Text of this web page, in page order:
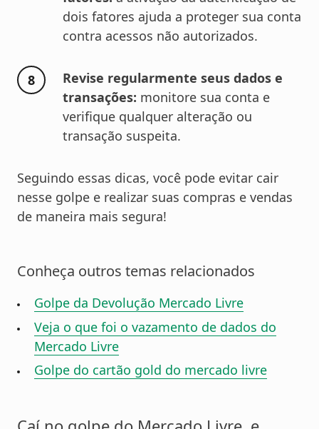
dois fatores ajuda a proteger sua conta
contra acessos não autorizados.
Revise regularmente seus dados e
transações: monitore sua conta e
verifique qualquer alteração ou
transação suspeita.
Seguindo essas dicas, você pode evitar cair
nesse golpe e realizar suas compras e vendas
de maneira mais segura!
Conheça outros temas relacionados
Golpe da Devolução Mercado Livre
Veja o que foi o vazamento de dados do
Mercado Livre
Golpe do cartão gold do mercado livre